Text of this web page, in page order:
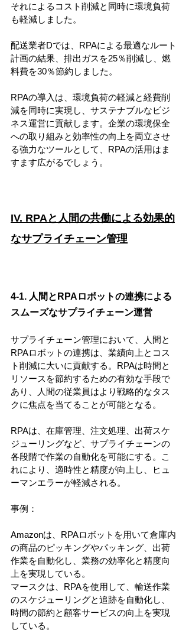
それによるコスト削減と同時に環境負荷
も軽減しました。
配送業者Dでは、RPAによる最適なルート
計画の結果、排出ガスを25％削減し、燃
料費を30％節約しました。
RPAの導入は、環境負荷の軽減と経費削
減を同時に実現し、サステナブルなビジ
ネス運営に貢献します。企業の環境保全
への取り組みと効率性の向上を両立させ
る強力なツールとして、RPAの活用はま
すます広がるでしょう。
IV. RPAと人間の共働による効果的
なサプライチェーン管理
4-1. 人間とRPAロボットの連携による
スムーズなサプライチェーン運営
サプライチェーン管理において、人間と
RPAロボットの連携は、業績向上とコス
ト削減に大いに貢献する。RPAは時間と
リソースを節約するための有効な手段で
あり、人間の従業員はより戦略的なタス
クに焦点を当てることが可能となる。
RPAは、在庫管理、注文処理、出荷スケ
ジューリングなど、サプライチェーンの
各段階で作業の自動化を可能にする。こ
れにより、適時性と精度が向上し、ヒュ
ーマンエラーが軽減される。
事例：
Amazonは、RPAロボットを用いて倉庫内
の商品のピッキングやパッキング、出荷
作業を自動化し、業務の効率化と精度向
上を実現している。
マースクは、RPAを使用して、輸送作業
のスケジューリングと追跡を自動化し、
時間の節約と顧客サービスの向上を実現
している。